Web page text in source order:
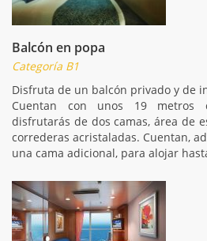
Balcón en popa
Categoría B1
Disfruta de un balcón privado y de
Cuentan con unos 19 metros
disfrutarás de dos camas, área de
correderas acristaladas. Cuentan,
una cama adicional, para alojar